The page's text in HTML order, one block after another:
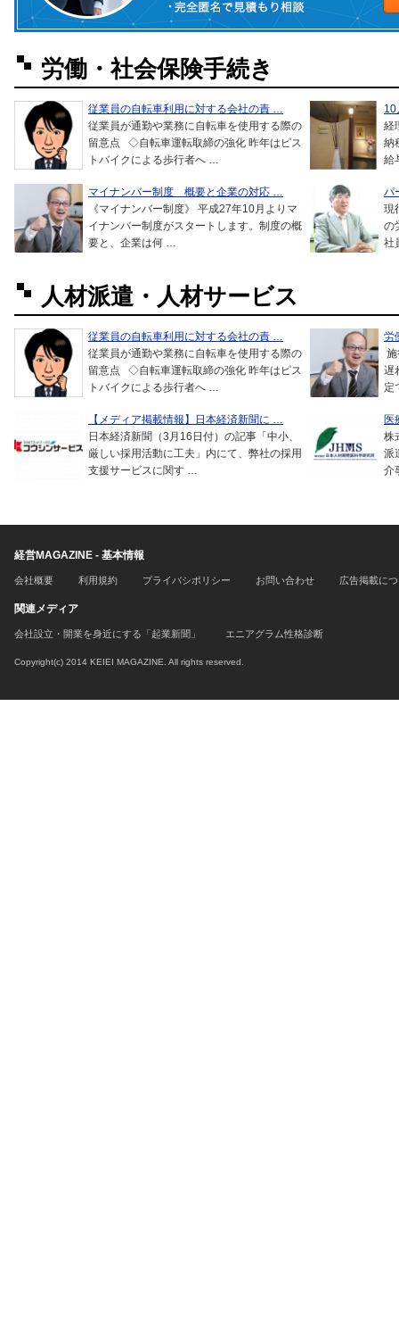
労働・社会保険手続き
従業員の自転車利用に対する会社の責 …
従業員が通勤や業務に自転車を使用する際の
留意点 ◇自転車運転取締の強化 昨年はピス
トバイクによる歩行者へ …
10
経
納
給
マイナンバー制度 概要と企業の対応 …
《マイナンバー制度》 平成27年10月よりマ
イナンバー制度がスタートします。制度の概
要と、企業は何 …
パ
現
の
社
人材派遣・人材サービス
従業員の自転車利用に対する会社の責 …
従業員が通勤や業務に自転車を使用する際の
留意点 ◇自転車運転取締の強化 昨年はピス
トバイクによる歩行者へ …
労
遅
定
【メディア掲載情報】日本経済新聞に …
日本経済新聞（3月16日付）の記事「中小、
厳しい採用活動に工夫」内にて、弊社の採用
支援サービスに関す …
医
株
派
介
経営MAGAZINE - 基本情報
会社概要 利用規約 プライバシポリシー お問い合わせ 広告掲載に
関連メディア
会社設立・開業を身近にする「起業新聞」 エニアグラム性格診断
Copyright(c) 2014 KEIEI MAGAZINE. All rights reserved.